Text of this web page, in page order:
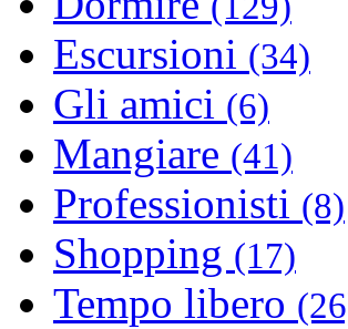
Escursioni (34)
Gli amici (6)
Mangiare (41)
Professionisti (8)
Shopping (17)
Tempo libero